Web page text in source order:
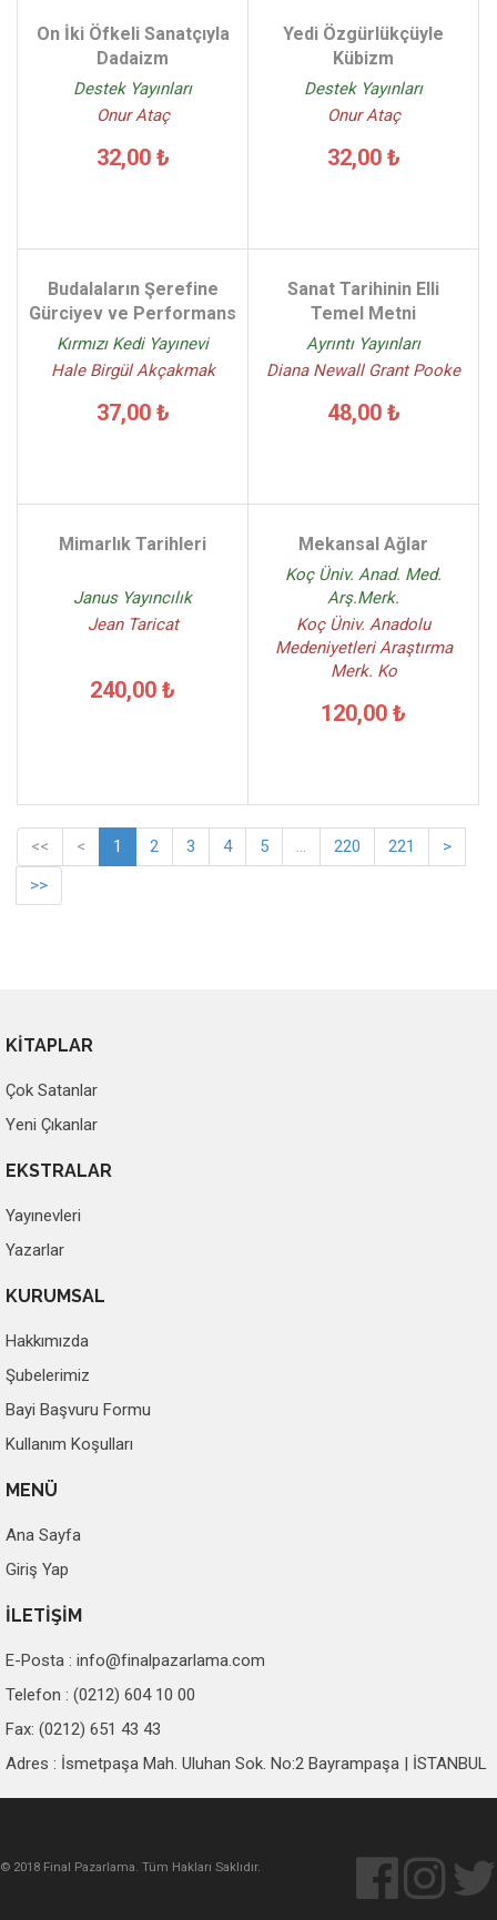
On İki Öfkeli Sanatçıyla
Dadaizm
Destek Yayınları
Onur Ataç
32,00 ₺
Yedi Özgürlükçüyle
Kübizm
Destek Yayınları
Onur Ataç
32,00 ₺
Budalaların Şerefine
Gürciyev ve Performans
Kırmızı Kedi Yayınevi
Hale Birgül Akçakmak
37,00 ₺
Sanat Tarihinin Elli
Temel Metni
Ayrıntı Yayınları
Diana Newall Grant Pooke
48,00 ₺
Mimarlık Tarihleri
Janus Yayıncılık
Jean Taricat
240,00 ₺
Mekansal Ağlar
Koç Üniv. Anad. Med.
Arş.Merk.
Koç Üniv. Anadolu
Medeniyetleri Araştırma
Merk. Ko
120,00 ₺
<< < 1 2 3 4 5 ... 220 221
>
>>
KİTAPLAR
Çok Satanlar
Yeni Çıkanlar
EKSTRALAR
Yayınevleri
Yazarlar
KURUMSAL
Hakkımızda
Şubelerimiz
Bayi Başvuru Formu
Kullanım Koşulları
MENÜ
Ana Sayfa
Giriş Yap
İLETİŞİM
E-Posta : info@finalpazarlama.com
Telefon : (0212) 604 10 00
Fax: (0212) 651 43 43
Adres : İsmetpaşa Mah. Uluhan Sok. No:2 Bayrampaşa | İSTANBUL
© 2018 Final Pazarlama. Tüm Hakları Saklıdır.